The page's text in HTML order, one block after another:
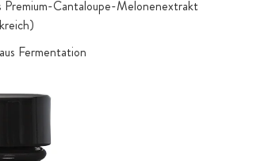
Premium-Cantaloupe-Melonenextrakt
Fermentation
Schimmel-Pilz-Kulturen
nur mittels Wasser und